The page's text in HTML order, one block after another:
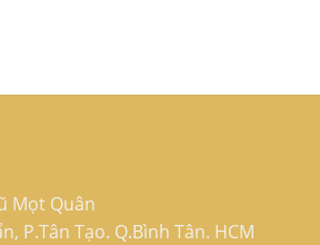
Mọt Quân
P.Tân Tạo. Q.Bình Tân. HCM